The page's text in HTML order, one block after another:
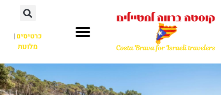
כרטיסים|
מלונות